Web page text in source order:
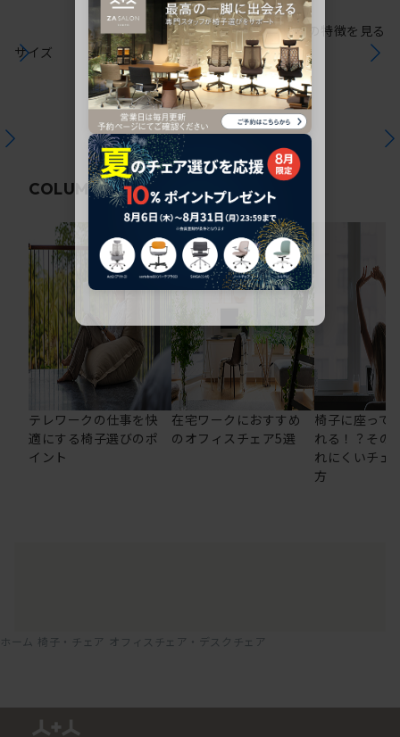
サイズ
シリーズの特徴を見る
COLUMN関連コラム
テレワークの仕事を快
適にする椅子選びのポ
イント
在宅ワークにおすすめ
のオフィスチェア5選
椅子に座って
れる！？その
れにくいチェ
方
ホーム 椅子・チェア オフィスチェア・デスクチェア